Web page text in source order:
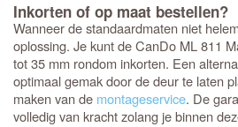
Inkorten of op maat bestellen?
Wanneer de standaardmaten niet
oplossing. Je kunt de CanDo ML 811
tot 35 mm rondom inkorten. Een
optimaal gemak door de deur te laten
maken van de montageservice. De
volledig van kracht zolang je binnen